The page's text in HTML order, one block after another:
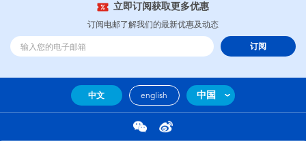
立即订阅获取更多优惠
订阅电邮了解我们的最新优惠及动态
订阅
中文 english 中国